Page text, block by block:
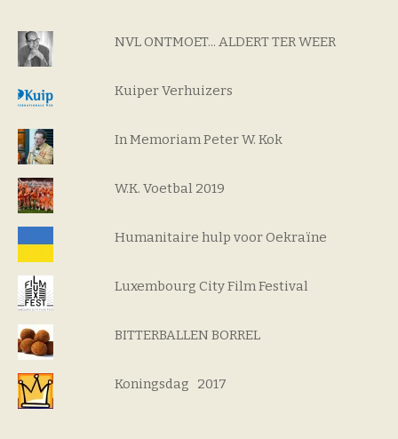
NVL ONTMOET... ALDERT TER WEER
Kuiper Verhuizers
In Memoriam Peter W. Kok
W.K. Voetbal 2019
Humanitaire hulp voor Oekraïne
Luxembourg City Film Festival
BITTERBALLEN BORREL
Koningsdag 2017